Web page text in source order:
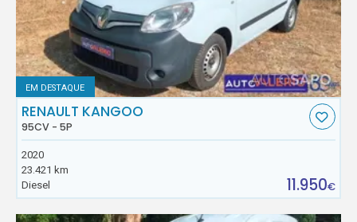
EM DESTAQUE
RENAULT KANGOO
95CV - 5P
2020
23.421 km
Diesel
11.950€